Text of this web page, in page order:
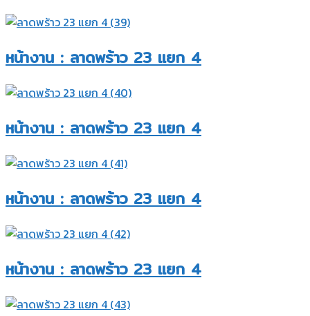
หน้างาน : ลาดพร้าว 23 แยก 4​
หน้างาน : ลาดพร้าว 23 แยก 4​
หน้างาน : ลาดพร้าว 23 แยก 4​
หน้างาน : ลาดพร้าว 23 แยก 4​